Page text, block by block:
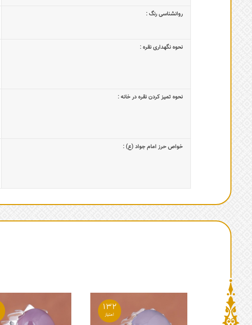
روانشناسی رنگ :
نحوه نگهداری نقره :
نحوه تمیز کردن نقره در خانه :
خواص حرز امام جواد (ع) :
132